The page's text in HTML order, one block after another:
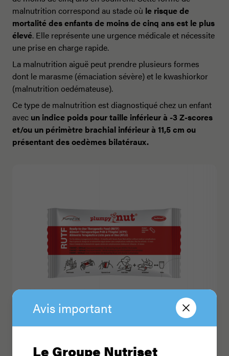
malnutrition correspond au stade où le risque de
mortalité des enfants de moins de cinq ans est le plus
élevé. Elle représente une urgence médicale et nécessite
une prise en charge rapide.
La malnutrition aiguë peut prendre plusieurs formes
dont le marasme (émaciation sévère) et le kwashiorkor
(malnutrition oedémateuse).
Ce type de malnutrition est diagnostiqué chez un enfant
avec un indice poids pour taille inférieur à -3 Z-scores
et/ou un périmètre brachial inférieur à 11,5 cm ou
présentant des oedèmes bilatéraux.
Avis important
Le Groupe Nutriset